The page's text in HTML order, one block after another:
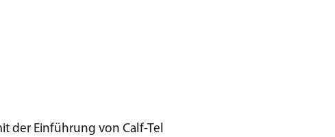
der Einführung von Calf-Tel